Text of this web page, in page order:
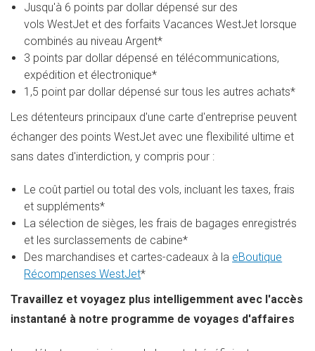
Jusqu'à 6 points par dollar dépensé sur des
vols WestJet et des forfaits Vacances WestJet lorsque
combinés au niveau Argent*
3 points par dollar dépensé en télécommunications,
expédition et électronique*
1,5 point par dollar dépensé sur tous les autres achats*
Les détenteurs principaux d'une carte d'entreprise peuvent
échanger des points WestJet avec une flexibilité ultime et
sans dates d'interdiction, y compris pour :
Le coût partiel ou total des vols, incluant les taxes, frais
et suppléments*
La sélection de sièges, les frais de bagages enregistrés
et les surclassements de cabine*
Des marchandises et cartes-cadeaux à la eBoutique
Récompenses WestJet*
Travaillez et voyagez plus intelligemment avec l'accès
instantané à notre programme de voyages d'affaires